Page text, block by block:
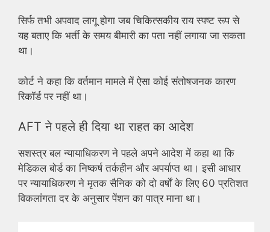
सिर्फ तभी अपवाद लागू होगा जब चिकित्सकीय राय स्पष्ट रूप से
यह बताए कि भर्ती के समय बीमारी का पता नहीं लगाया जा सकता
था।
कोर्ट ने कहा कि वर्तमान मामले में ऐसा कोई संतोषजनक कारण
रिकॉर्ड पर नहीं था।
AFT ने पहले ही दिया था राहत का आदेश
सशस्त्र बल न्यायाधिकरण ने पहले अपने आदेश में कहा था कि
मेडिकल बोर्ड का निष्कर्ष तर्कहीन और अपर्याप्त था। इसी आधार
पर न्यायाधिकरण ने मृतक सैनिक को दो वर्षों के लिए 60 प्रतिशत
विकलांगता दर के अनुसार पेंशन का पात्र माना था।